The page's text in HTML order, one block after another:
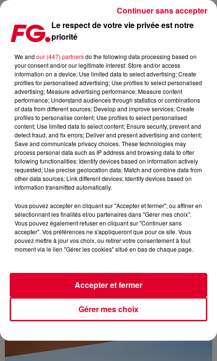
18 mars 2026
POP ART CAR, L'AFTERWORK QUI ALLIE EXPOSITION ET DJ SET
LA FÊTE DU COURT MÉTRAGE REVIENT DU 25 AU 31 MARS !
gratuitement le court métrage : Pourquoi parlez-vous si bas
Le respect de votre vie privée est notre
priorité
We and our (447) partnersdo the following data processing based on
your consent and/or our legitimate interest: Store and/or access
information on a device; Use limited data to select advertising; Create
profiles for personalised advertising; Use profiles to select personalised
advertising; Measure advertising performance; Measure content
performance; Understand audiences through statistics or combinations
of data from different sources; Develop and improve services; Create
profiles to personalise content; Use profiles to select personalised
content; Use limited data to select content; Ensure security, prevent and
detect fraud, and fix errors; Deliver and present advertising and content;
Save and communicate privacy choices. These technologies may
process personal data such as IP address and browsing data to offer
following functionalities: Identify devices based on information actively
requested; Use precise geolocation data; Match and combine data from
other data sources; Link different devices; Identify devices based on
information transmitted automatically.
Vous pouvez accepter en cliquant sur "Accepter et fermer", ou affiner en
sélectionnant les finalités et/ou partenaires dans "Gérer mes choix".
Vous pouvez également refuser en cliquant sur "Continuer sans
accepter". Vos préférences ne s'appliqueront que pour ce site. Vous
pouvez mettre à jour vos choix, ou retirer votre consentement à tout
moment via le lien "Gérer les cookies" situé en bas de chaque page.
Gérer mes choix
Accepter et fermer
Continuer sans accepter